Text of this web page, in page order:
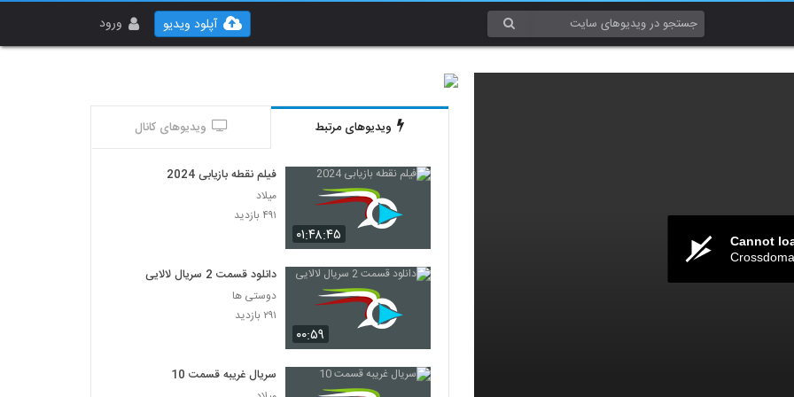
ورود آپلود ویدیو
Cannot
ویدیوهای مرتبط ویدیوهای کانال
۰۱:۴۸:۴۵
فیلم نقطه بازیابی 2024
میلاد
۴۹۱ بازدید
۰۰:۵۹
دانلود قسمت 2 سریال لالایی
دوستی ها
۲۹۱ بازدید
سریال غریبه قسمت 10